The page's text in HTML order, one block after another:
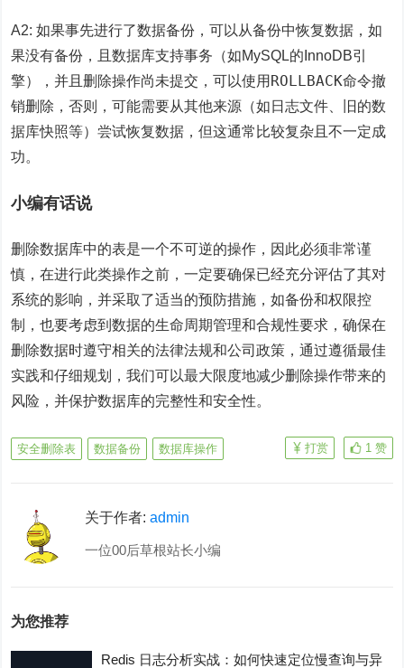
A2: 如果事先进行了数据备份 ，可以从备份中恢复数据，如
果没有备份，且数据库支持事务（如MySQL的InnoDB引
擎），并且删除操作尚未提交，可以使用 ROLLBACK命令撤
销删除，否则，可能需要从其他来源（如日志文件、旧的数
据库快照等）尝试恢复数据，但这通常比较复杂且不一定成
功。
小编有话说
删除数据库中的表是一个不可逆的操作，因此必须非常谨
慎，在进行此类操作之前，一定要确保已经充分评估了其对
系统的影响，并采取了适当的预防措施，如备份和权限控
制，也要考虑到数据的生命周期管理和合规性要求，确保在
删除数据时遵守相关的法律法规和公司政策，通过遵循最佳
实践和仔细规划，我们可以最大限度地减少删除操作带来的
风险，并保护数据库的完整性和安全性。
安全删除表 数据备份 数据库操作 1 赞
打赏
关于作者:admin
一位00后草根站长小编
为您推荐
Redis 日志分析实战：如何快速定位慢查询与异